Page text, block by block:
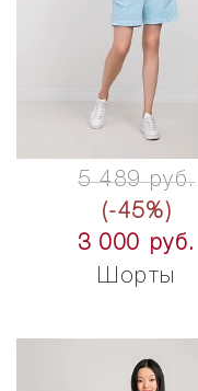
5 489 руб.
(-45%)
3 000 руб.
Шорты